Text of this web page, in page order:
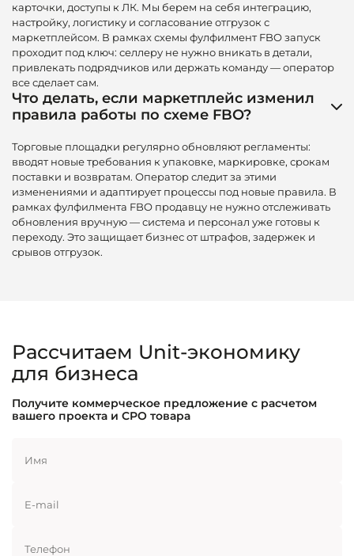
карточки, доступы к ЛК. Мы берем на себя интеграцию,
настройку, логистику и согласование отгрузок с
маркетплейсом. В рамках схемы фулфилмент FBO запуск
проходит под ключ: селлеру не нужно вникать в детали,
привлекать подрядчиков или держать команду — оператор
все сделает сам.
Что делать, если маркетплейс изменил
правила работы по схеме FBO?
Торговые площадки регулярно обновляют регламенты:
вводят новые требования к упаковке, маркировке, срокам
поставки и возвратам. Оператор следит за этими
изменениями и адаптирует процессы под новые правила. В
рамках фулфилмента FBO продавцу не нужно отслеживать
обновления вручную — система и персонал уже готовы к
переходу. Это защищает бизнес от штрафов, задержек и
срывов отгрузок.
Рассчитаем Unit-экономику
для бизнеса
Получите коммерческое предложение с расчетом
вашего проекта и CPO товара
Имя
E-mail
Телефон